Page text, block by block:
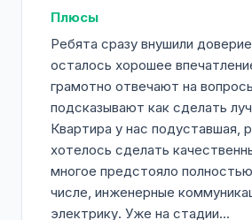
Плюсы
Ребята сразу внушили
осталось хорошее
грамотно отвечают на
подсказывают как сделать
Квартира у нас подуставшая,
хотелось сделать
многое предстояло
числе, инженерные
электрику. Уже на стадии...